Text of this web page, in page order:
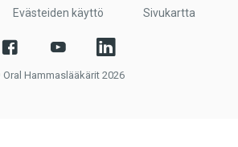
Evästeiden käyttö Sivukartta
Hammaslääkärit 2026